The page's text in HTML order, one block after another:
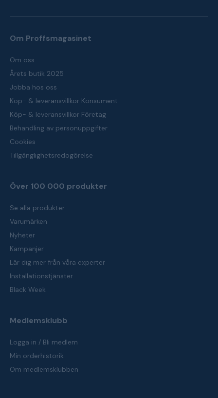
Om Proffsmagasinet
Om oss
Årets butik 2025
Jobba hos oss
Köp- & leveransvillkor Konsument
Köp- & leveransvillkor Företag
Behandling av personuppgifter
Cookies
Tillgänglighetsredogörelse
Över 100 000 produkter
Se alla produkter
Varumärken
Nyheter
Kampanjer
Lär dig mer från våra experter
Installationstjänster
Black Week
Medlemsklubb
Logga in / Bli medlem
Min orderhistorik
Om medlemsklubben